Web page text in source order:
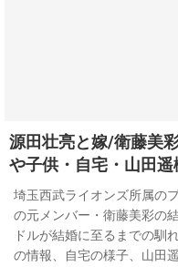
源田壮亮と嫁/衛藤美
や子供・自宅・山田
埼玉西武ライオンズ所属の
の元メンバー・衛藤美彩の
ドルが結婚に至るまでの馴
の情報、自宅の様子、山田